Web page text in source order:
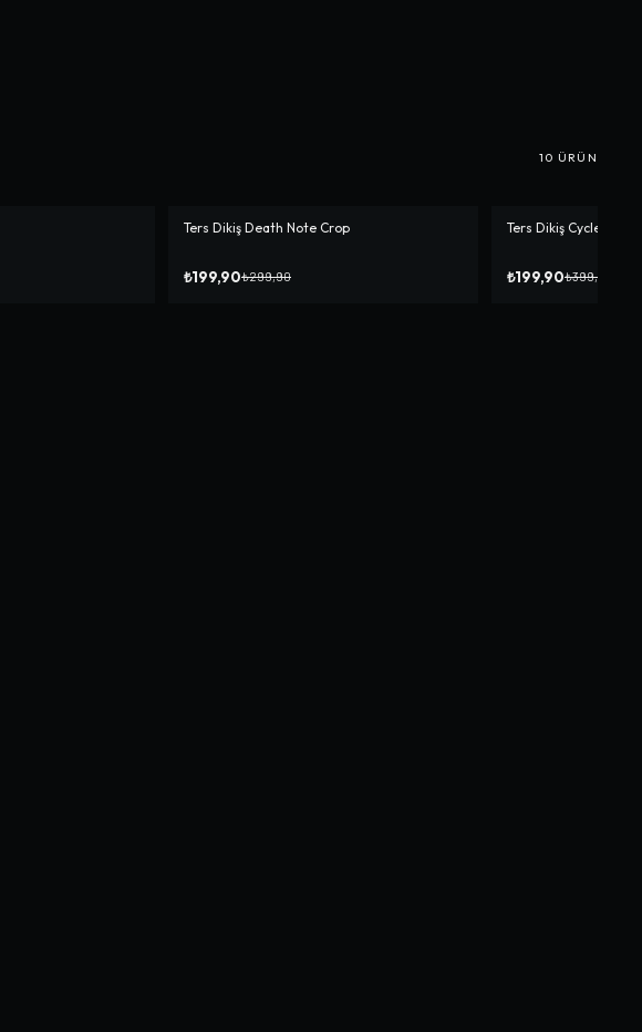
10 ÜRÜN
-%33
Ters Dikiş Death Note Crop
₺199,90₺299,90
-%50
Ters Dikiş Cycle Crop
₺199,90₺399,90